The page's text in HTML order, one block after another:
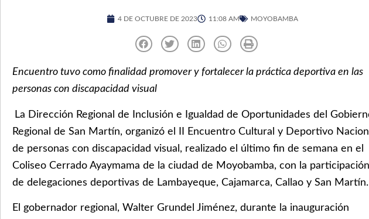
4 DE OCTUBRE DE 2023 11:08 AM MOYOBAMBA
Encuentro tuvo como finalidad promover y fortalecer la práctica deportiva en las
personas con discapacidad visual
La Dirección Regional de Inclusión e Igualdad de Oportunidades del
Regional de San Martín, organizó el II Encuentro Cultural y Deportivo
de personas con discapacidad visual, realizado el último fin de semana en el
Coliseo Cerrado Ayaymama de la ciudad de Moyobamba, con la participación
de delegaciones deportivas de Lambayeque, Cajamarca, Callao y San Martín.
El gobernador regional, Walter Grundel Jiménez, durante la inauguración